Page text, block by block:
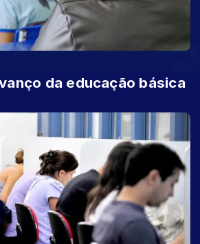
da educação básica